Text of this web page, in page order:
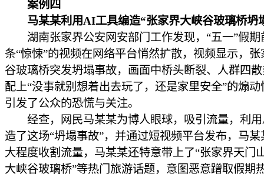
案例四
马某某利用AI工具编造“张家界大峡谷玻璃桥坍
湖南张家界公安网安部门工作发现，“五一”假期
条“惊悚”的视频在网络平台悄然扩散，视频显示，张
谷玻璃桥突发坍塌事故，画面中桥头断裂、人群四
配上“没事就别想着出去玩了，还是家里安全”的煽动
引发了公众的恐慌与关注。
经查，网民马某某为博人眼球，吸引流量，利用
造了这场“坍塌事故”，并通过短视频平台发布，马某
大程度收割流量，马某某还特意带上了“张家界天门
大峡谷玻璃桥”等热门旅游话题，意图恶意蹭取假期